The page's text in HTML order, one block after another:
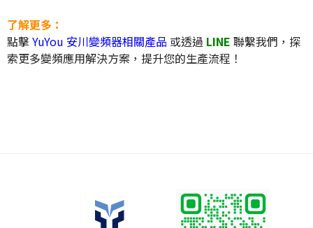
了解更多：
點擊YuYou 安川變頻器相關產品 或透過 LINE 聯繫我們，探
索更多變頻應用解決方案，提升您的生產流程！